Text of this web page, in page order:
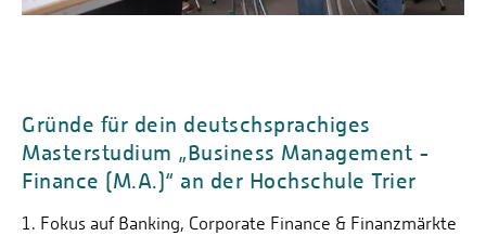
Gründe für dein deutschsprachiges
Masterstudium „Business Management -
Finance (M.A.)“ an der Hochschule Trier
Fokus auf Banking, Corporate Finance & Finanzmärkte